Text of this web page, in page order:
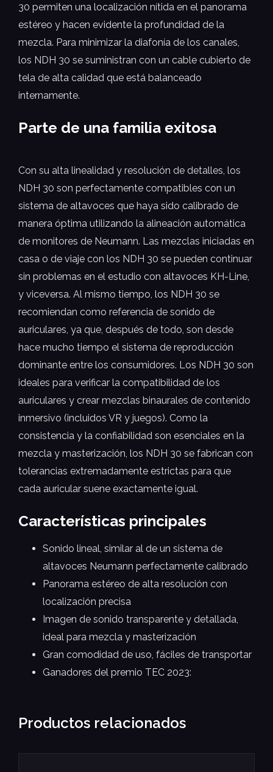
30 permiten una localización nítida en el panorama
estéreo y hacen evidente la profundidad de la
mezcla. Para minimizar la diafonía de los canales,
los NDH 30 se suministran con un cable cubierto de
tela de alta calidad que está balanceado
internamente.
Parte de una familia exitosa
Con su alta linealidad y resolución de detalles, los
NDH 30 son perfectamente compatibles con un
sistema de altavoces que haya sido calibrado de
manera óptima utilizando la alineación automática
de monitores de Neumann. Las mezclas iniciadas en
casa o de viaje con los NDH 30 se pueden continuar
sin problemas en el estudio con altavoces KH-Line,
y viceversa. Al mismo tiempo, los NDH 30 se
recomiendan como referencia de sonido de
auriculares, ya que, después de todo, son desde
hace mucho tiempo el sistema de reproducción
dominante entre los consumidores. Los NDH 30 son
ideales para verificar la compatibilidad de los
auriculares y crear mezclas binaurales de contenido
inmersivo (incluidos VR y juegos). Como la
consistencia y la confiabilidad son esenciales en la
mezcla y masterización, los NDH 30 se fabrican con
tolerancias extremadamente estrictas para que
cada auricular suene exactamente igual.
Características principales
Sonido lineal, similar al de un sistema de
altavoces Neumann perfectamente calibrado
Panorama estéreo de alta resolución con
localización precisa
Imagen de sonido transparente y detallada,
ideal para mezcla y masterización
Gran comodidad de uso, fáciles de transportar
Ganadores del premio TEC 2023:
Productos relacionados